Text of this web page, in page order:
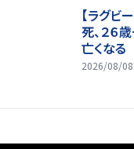
【ラグビ
死、２６
亡くなる
2026/08/